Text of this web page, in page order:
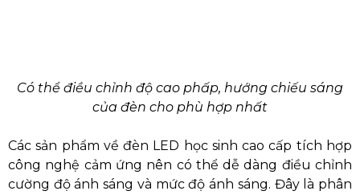
Có thể điều chỉnh độ cao phấp, hướng chiếu sáng
của đèn cho phù hợp nhất
Các sản phẩm về đèn LED học sinh cao cấp tích hợp
công nghệ cảm ứng nên có thể dễ dàng điều chỉnh
cường độ ánh sáng và mức độ ánh sáng. Đây là phân